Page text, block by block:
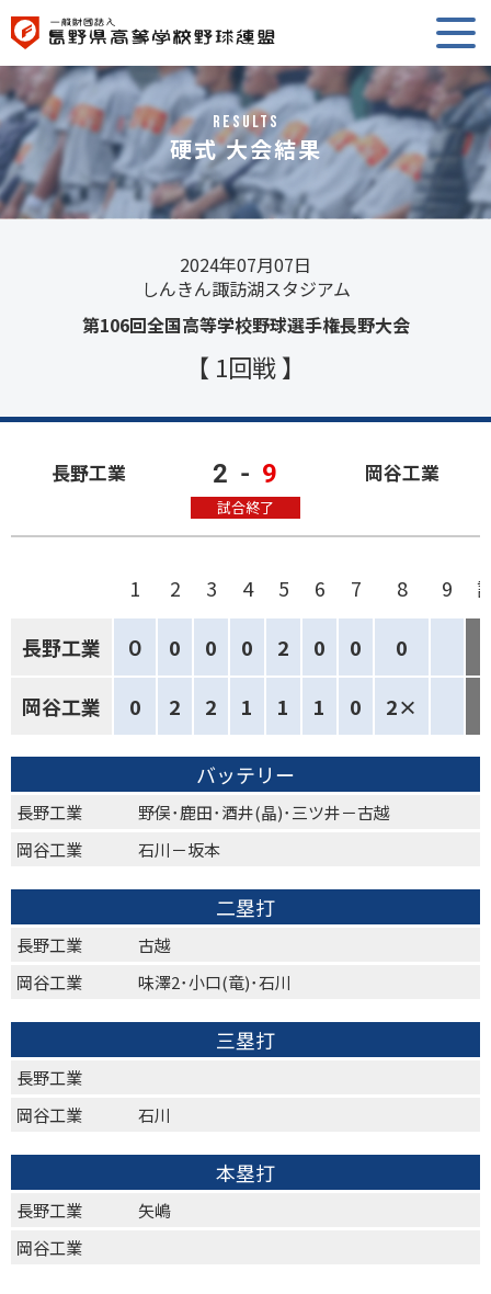
RESULTS
硬式 大会結果
2024年07月07日
しんきん諏訪湖スタジアム
第106回全国高等学校野球選手権長野大会
【 1回戦 】
長野工業 2 - 9
試合終了
岡谷工業
1 2 3 4 5 6 7 8 9
長野工業 ０ 0 0 0 2 0 0 0
岡谷工業 0 2 2 1 1 1 0 2×
バッテリー
長野工業
野俣･鹿田･酒井(晶)･三ツ井－古越
岡谷工業
石川－坂本
二塁打
長野工業
古越
岡谷工業
味澤2･小口(竜)･石川
三塁打
長野工業
岡谷工業
石川
本塁打
長野工業
矢嶋
岡谷工業